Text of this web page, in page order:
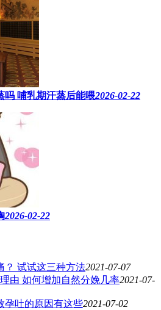
吗 ​哺乳期汗蒸后能喂2026-02-22
2026-02-22
？ 试试这三种方法2021-07-07
由 如何增加自然分娩几率2021-07-
孕吐的原因有这些2021-07-02